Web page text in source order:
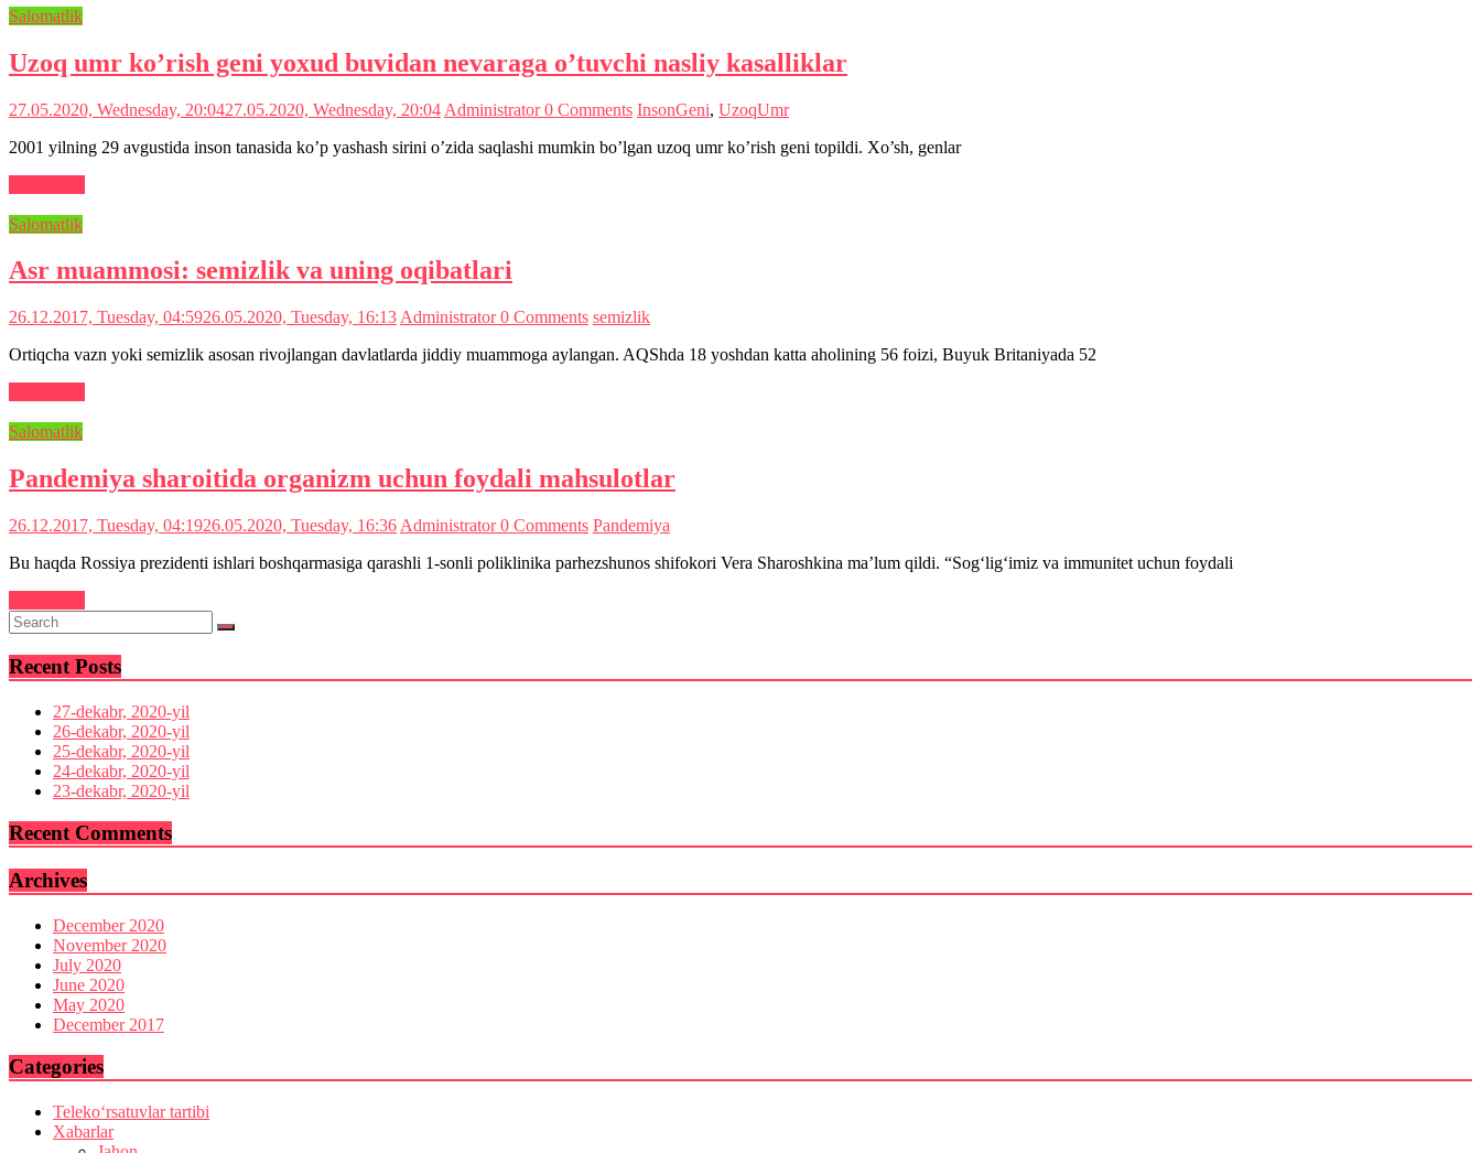
Salomatlik
Uzoq umr ko’rish geni yoxud buvidan nevaraga o’tuvchi nasliy kasalliklar
27.05.2020, Wednesday, 20:0427.05.2020, Wednesday, 20:04 Administrator0 Comments InsonGeni, UzoqUmr
2001 yilning 29 avgustida inson tanasida ko’p yashash sirini o’zida saqlashi mumkin bo’lgan uzoq umr ko’rish geni topildi. Xo’sh, genlar
Salomatlik
Asr muammosi: semizlik va uning oqibatlari
26.12.2017, Tuesday, 04:5926.05.2020, Tuesday, 16:13 Administrator0 Comments semizlik
Ortiqcha vazn yoki semizlik asosan rivojlangan davlatlarda jiddiy muammoga aylangan. AQShda 18 yoshdan katta aholining 56 foizi, Buyuk Britaniyada 52
Salomatlik
Pandemiya sharoitida organizm uchun foydali mahsulotlar
26.12.2017, Tuesday, 04:1926.05.2020, Tuesday, 16:36 Administrator0 Comments Pandemiya
Bu haqda Rossiya prezidenti ishlari boshqarmasiga qarashli 1-sonli poliklinika parhezshunos shifokori Vera Sharoshkina ma’lum qildi. “Sog‘lig‘imiz va immunitet uchun foydali
Recent Posts
27-dekabr, 2020-yil
26-dekabr, 2020-yil
25-dekabr, 2020-yil
24-dekabr, 2020-yil
23-dekabr, 2020-yil
Recent Comments
Archives
December 2020
November 2020
July 2020
June 2020
May 2020
December 2017
Categories
Teleko‘rsatuvlar tartibi
Xabarlar